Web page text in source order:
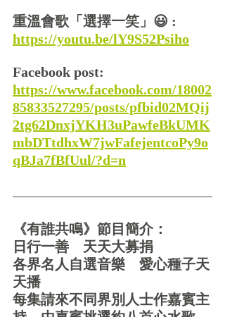
重溫會歌「選擇一笑」😃 :
https://youtu.be/lY9S52Psiho
Facebook post:
https://www.facebook.com/18002
85833527295/posts/pfbid02MQij
2tg62DnxjYKH3uPawfeBkUMK
mbDTtdhxW7jwFafejentcoPy9o
qBJa7fBfUul/?d=n
《有誰共鳴》節目簡介：
日行一善    天天大募捐
各界名人自選音樂    愛心種子天
天播
每集請來不同界別人士作嘉賓主